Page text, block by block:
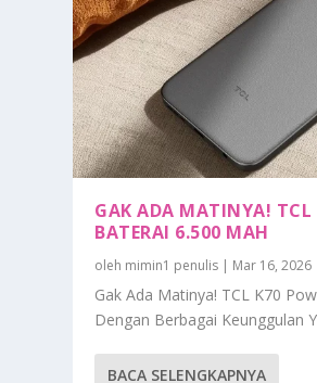
GAK ADA MATINYA! TCL
BATERAI 6.500 MAH
oleh mimin1 penulis | Mar 16, 2026
Gak Ada Matinya! TCL K70
Dengan Berbagai Keunggulan
BACA SELENGKAPNYA